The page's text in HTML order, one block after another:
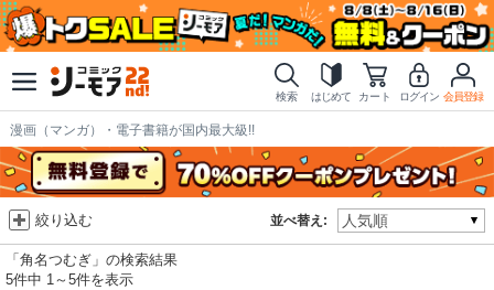
検索 はじめて カート ログイン 会員登録
漫画（マンガ）・電子書籍が国内最大級!!
並べ替え:
絞り込む
「角名つむぎ」の検索結果
5件中 1～5件を表示